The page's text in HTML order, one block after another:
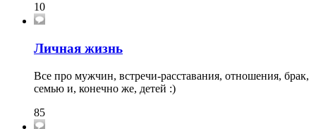
10
Личная жизнь
Все про мужчин, встречи-расставания, отношения, брак,
семью и, конечно же, детей :)
85